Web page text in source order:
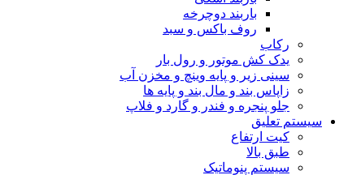
باربند دوچرخه
روف باکس و سبد
رکاب
یدک کش موتور و رول بار
سینی زیر و پایه وینچ و مخزن آب
زاپاس بند و مال بند و پایه ها
جلو پنجره و فندر و گارد و فلاپ
سیستم تعلیق
کیت ارتفاع
طبق بالا
سیستم پنوماتیک